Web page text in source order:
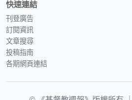
快速連結
刊登廣告
訂閱資訊
文章搜尋
投稿指南
各期網頁連結